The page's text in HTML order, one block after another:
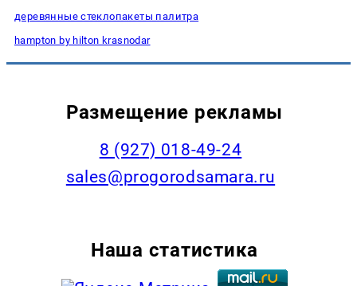
деревянные стеклопакеты палитра
hampton by hilton krasnodar
Размещение рекламы
8 (927) 018-49-24
sales@progorodsamara.ru
Наша статистика